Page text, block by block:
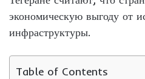
экономическую выгоду от
инфраструктуры.
Table of Contents